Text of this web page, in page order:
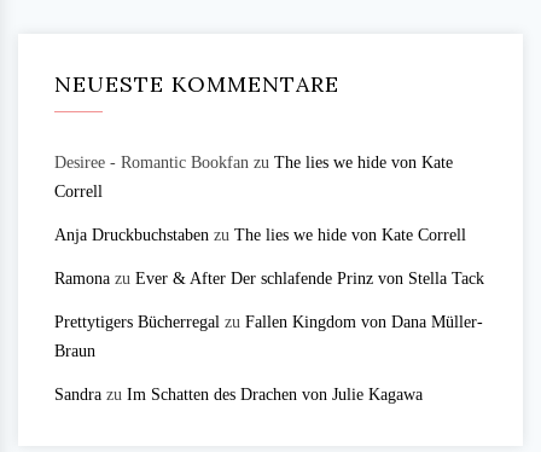
NEUESTE KOMMENTARE
Desiree - Romantic Bookfan zu The lies we hide von Kate
Correll
Anja Druckbuchstaben zu The lies we hide von Kate Correll
Ramona zu Ever & After Der schlafende Prinz von Stella Tack
Prettytigers Bücherregal zu Fallen Kingdom von Dana Müller-
Braun
Sandra zu Im Schatten des Drachen von Julie Kagawa